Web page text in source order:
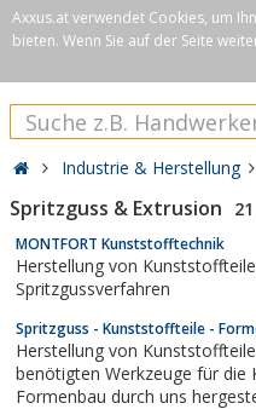
Axxus.at verwendet Cookies, um
bieten. Wenn Sie auf der Seite
Industrie & Herstellung
Spritzguss & Extrusion 21
MONTFORT Kunststofftechnik
Herstellung von
Spritzgussverfahren
Spritzguss - Kunststoffteile -
Herstellung von Kunststoffteilen
benötigten Werkzeuge für die
Formenbau durch uns